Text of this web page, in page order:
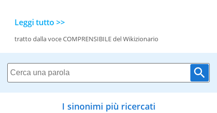
Leggi tutto >>
tratto dalla voce COMPRENSIBILE del Wikizionario
I sinonimi più ricercati